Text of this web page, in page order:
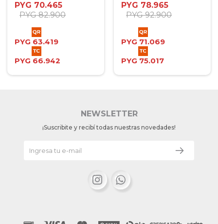
PYG 70.465
PYG 82.900
PYG 63.419
PYG 66.942
PYG 78.965
PYG 92.900
PYG 71.069
PYG 75.017
NEWSLETTER
¡Suscribite y recibí todas nuestras novedades!
 